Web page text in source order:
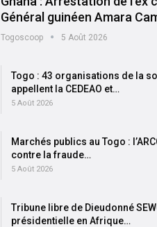
Général guinéen Amara
Togoscoop 5 Août 2026
Togo : 43 organisations de la
appellent la CEDEAO et…
5 Août 2026
Marchés publics au Togo :
contre la fraude…
5 Août 2026
Tribune libre de Dieudonné
présidentielle en Afrique…